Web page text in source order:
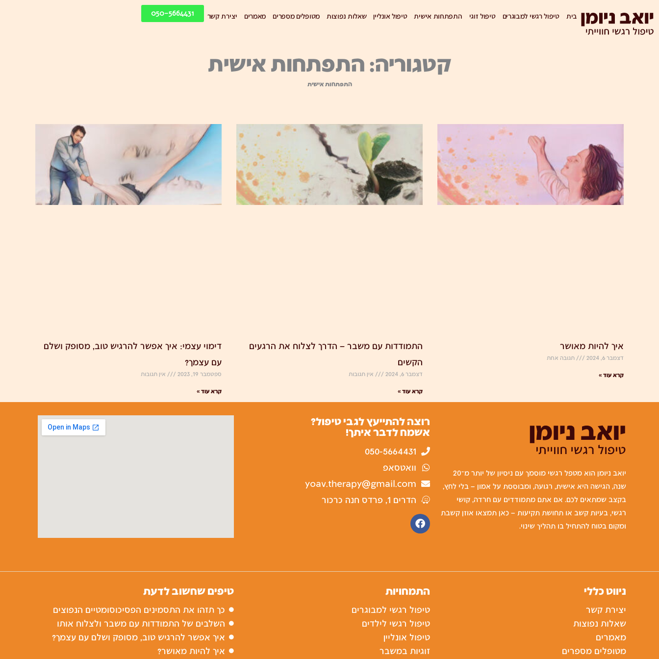
לתוכן
בית טיפול רגשי למבוגרים טיפול זוגי התפתחות אישית טיפול אונליין שאלות נפוצות מטופלים מספרים מאמרים יצירת קשר 050-5664431
קטגוריה: התפתחות אישית
התפתחות אישית
איך להיות מאושר
דצמבר 6, 2024 תגובה אחת
קרא עוד »
התמודדות עם משבר – הדרך לצלוח את הרגעים
הקשים
דצמבר 6, 2024 אין תגובות
קרא עוד »
דימוי עצמי: איך אפשר להרגיש טוב, מסופק ושלם
עם עצמך?
ספטמבר 19, 2023 אין תגובות
קרא עוד »
יואב ניומן הוא מטפל רגשי מוסמך עם ניסיון של יותר מ־20
שנה, הגישה היא אישית, רגועה, ומבוססת על אמון – בלי לחץ,
בקצב שמתאים לכם. אם אתם מתמודדים עם חרדה, קושי
רגשי, בעיות קשב או תחושת תקיעות – כאן תמצאו אוזן קשבת
ומקום בטוח להתחיל בו תהליך שינוי.
רוצה להתייעץ לגבי טיפול?
אשמח לדבר איתך!
050-5664431
וואטסאפ
yoav.therapy@gmail.com
הדרים 1, פרדס חנה כרכור
a
c
ניווט כללי
יצירת קשר
שאלות נפוצות
מאמרים
מטופלים מספרים
התמחויות
טיפול רגשי למבוגרים
טיפול רגשי לילדים
טיפול אונליין
זוגיות במשבר
טיפים שחשוב לדעת
כך תזהו את התסמינים הפסיכוסומטיים הנפוצים
השלבים של התמודדות עם משבר ולצלוח אותו
איך אפשר להרגיש טוב, מסופק ושלם עם עצמך?
איך להיות מאושר?